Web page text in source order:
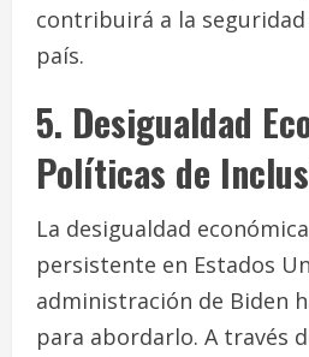
contribuirá a la
país.
5. Desigualdad
Políticas de
La desigualdad
persistente en Estados
administración de Biden
para abordarlo. A través